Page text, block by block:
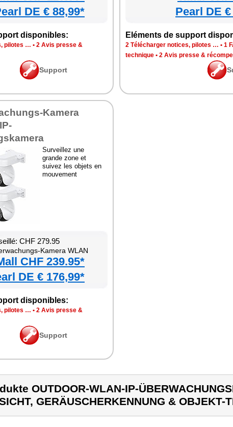
DE € 88,99*
disponibles:
pilotes … • 2 Avis presse &
Support
Pearl DE
Eléments de support
2 Télécharger notices, pilotes … • 1
technique • 2 Avis presse &
Kamera
Surveillez une
grande zone et
suivez les objets en
mouvement
CHF 279.95
Kamera WLAN
CHF 239.95*
DE € 176,99*
disponibles:
pilotes … • 2 Avis presse &
Support
OUTDOOR-WLAN-IP-
GERÄUSCHERKENNUNG & OBJEKT-